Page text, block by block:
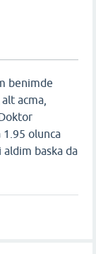
benimde
acma,
olunca
baska da